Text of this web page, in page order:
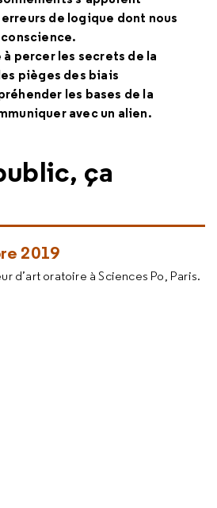
de logique dont nous
conscience.
percer les secrets de la
pièges des biais
les bases de la
avec un alien.
ça
2019
d’art oratoire à Sciences Po, Paris.